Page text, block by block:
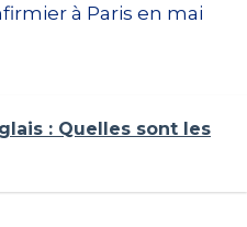
à Paris en mai
: Quelles sont les